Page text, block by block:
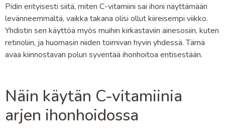
Pidin erityisesti siitä, miten C-vitamiini sai ihoni näyttämään
levänneemmältä, vaikka takana olisi ollut kiireisempi viikko.
Yhdistin sen käyttöä myös muihin kirkastaviin ainesosiin, kuten
retinoliin, ja huomasin niiden toimivan hyvin yhdessä. Tämä
avaa kiinnostavan polun syventää ihonhoitoa entisestään.
Näin käytän C-vitamiinia
arjen ihonhoidossa